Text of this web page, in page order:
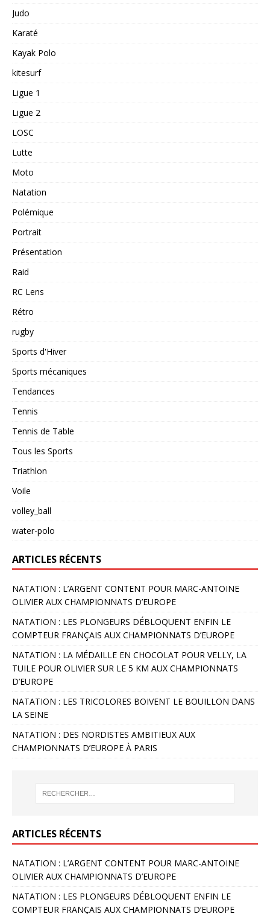
Judo
Karaté
Kayak Polo
kitesurf
Ligue 1
Ligue 2
LOSC
Lutte
Moto
Natation
Polémique
Portrait
Présentation
Raid
RC Lens
Rétro
rugby
Sports d'Hiver
Sports mécaniques
Tendances
Tennis
Tennis de Table
Tous les Sports
Triathlon
Voile
volley_ball
water-polo
ARTICLES RÉCENTS
NATATION : L’ARGENT CONTENT POUR MARC-ANTOINE
OLIVIER AUX CHAMPIONNATS D’EUROPE
NATATION : LES PLONGEURS DÉBLOQUENT ENFIN LE
COMPTEUR FRANÇAIS AUX CHAMPIONNATS D’EUROPE
NATATION : LA MÉDAILLE EN CHOCOLAT POUR VELLY, LA
TUILE POUR OLIVIER SUR LE 5 KM AUX CHAMPIONNATS
D’EUROPE
NATATION : LES TRICOLORES BOIVENT LE BOUILLON DANS
LA SEINE
NATATION : DES NORDISTES AMBITIEUX AUX
CHAMPIONNATS D’EUROPE À PARIS
ARTICLES RÉCENTS
NATATION : L’ARGENT CONTENT POUR MARC-ANTOINE
OLIVIER AUX CHAMPIONNATS D’EUROPE
NATATION : LES PLONGEURS DÉBLOQUENT ENFIN LE
COMPTEUR FRANÇAIS AUX CHAMPIONNATS D’EUROPE